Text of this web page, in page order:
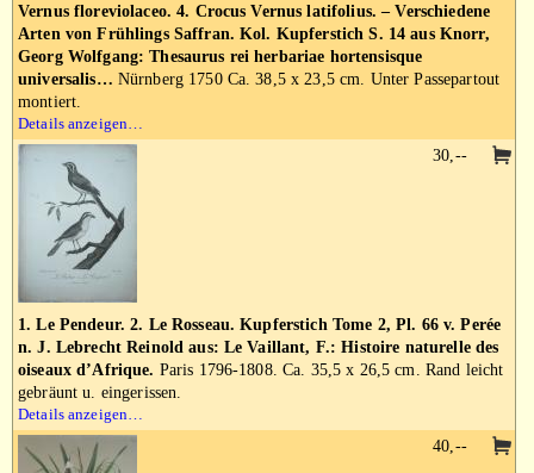
Vernus floreviolaceo. 4. Crocus Vernus latifolius. – Verschiedene
Arten von Frühlings Saffran. Kol. Kupferstich S. 14 aus Knorr,
Georg Wolfgang: Thesaurus rei herbariae hortensisque
universalis… Nürnberg 1750 Ca. 38,5 x 23,5 cm. Unter Passepartout
montiert.
Details anzeigen…
1. Le Pendeur. 2. Le Rosseau. Kupferstich Tome 2, Pl. 66 v. Perée
n. J. Lebrecht Reinold aus: Le Vaillant, F.: Histoire naturelle des
oiseaux d’Afrique. Paris 1796-1808. Ca. 35,5 x 26,5 cm. Rand leicht
gebräunt u. eingerissen.
Details anzeigen…
30,--
40,--